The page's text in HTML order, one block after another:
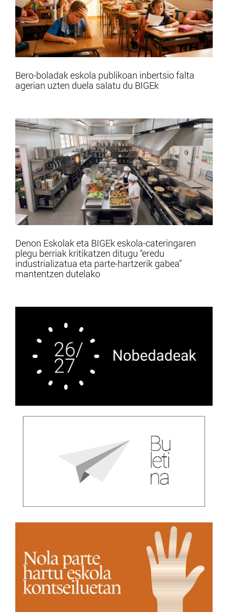
Bero-boladak eskola publikoan inbertsio falta
agerian uzten duela salatu du BIGEk
Denon Eskolak eta BIGEk eskola-cateringaren
plegu berriak kritikatzen ditugu “eredu
industrializatua eta parte-hartzerik gabea”
mantentzen dutelako